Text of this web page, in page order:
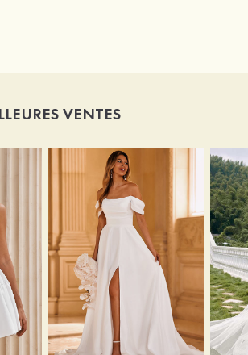
VENTES